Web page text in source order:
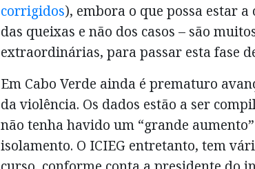
corrigidos), embora o que possa estar
das queixas e não dos casos – são
extraordinárias, para passar esta fase
Em Cabo Verde ainda é prematuro
da violência. Os dados estão a ser
não tenha havido um “grande
isolamento. O ICIEG entretanto, tem